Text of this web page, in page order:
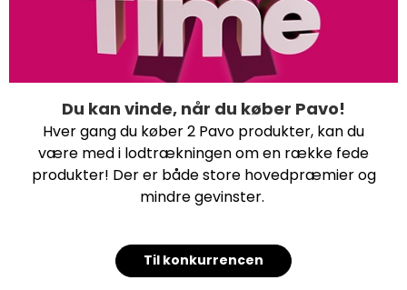
Du kan vinde, når du køber Pavo!
Hver gang du køber 2 Pavo produkter, kan du
være med i lodtrækningen om en række fede
produkter! Der er både store hovedpræmier og
mindre gevinster.
Til konkurrencen